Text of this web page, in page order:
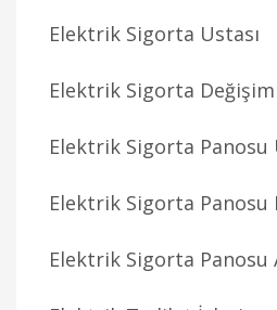
Elektrik Sigorta Ustası
Elektrik Sigorta
Elektrik Sigorta Panosu
Elektrik Sigorta Panosu
Elektrik Sigorta Panosu